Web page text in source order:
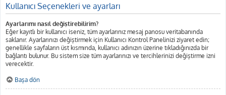
Kullanıcı Seçenekleri ve ayarları
Ayarlarımı nasıl değiştirebilirim?
Eğer kayıtlı bir kullanıcı iseniz, tüm ayarlarınız mesaj panosu veritabanında
saklanır. Ayarlarınızı değiştirmek için Kullanıcı Kontrol Panelinizi ziyaret edin;
genellikle sayfaların üst kısmında, kullanıcı adınızın üzerine tıkladığınızda bir
bağlantı bulunur. Bu sistem size tüm ayarlarınızı ve tercihlerinizi değiştirme izni
verecektir.
Başa dön